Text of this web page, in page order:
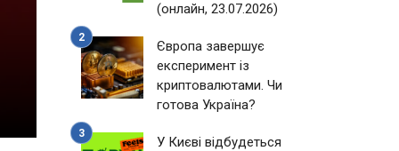
(онлайн, 23.07.2026)
Європа завершує
експеримент із
криптовалютами. Чи
готова Україна?
У Києві відбудеться